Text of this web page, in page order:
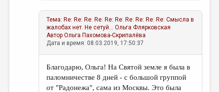
Тема: Re: Re: Re: Re: Re: Re: Re: Re: Re: Re: Смысла в
жалобах нет. Не сетуй... Ольга Флярковская
АвторОльга Пахомова-Скрипалёва
Дата и время: 08.03.2019, 17:50:37
Благодарю, Ольга! На Святой земле я была в
паломничестве 8 дней - с большой группой
от "Радонежа", сама из Москвы. Это была